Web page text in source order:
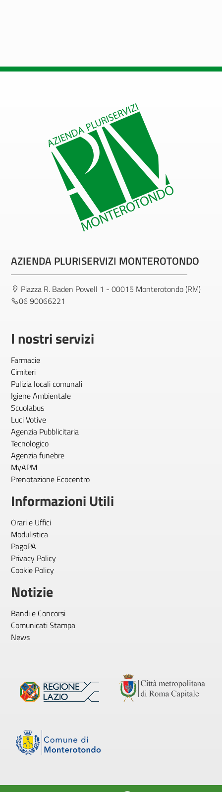
AZIENDA PLURISERVIZI MONTEROTONDO
Piazza R. Baden Powell 1 - 00015 Monterotondo (RM)
06 90066221
I nostri servizi
Farmacie
Cimiteri
Pulizia locali comunali
Igiene Ambientale
Scuolabus
Luci Votive
Agenzia Pubblicitaria
Tecnologico
Agenzia funebre
MyAPM
Prenotazione Ecocentro
Informazioni Utili
Orari e Uffici
Modulistica
PagoPA
Privacy Policy
Cookie Policy
Notizie
Bandi e Concorsi
Comunicati Stampa
News